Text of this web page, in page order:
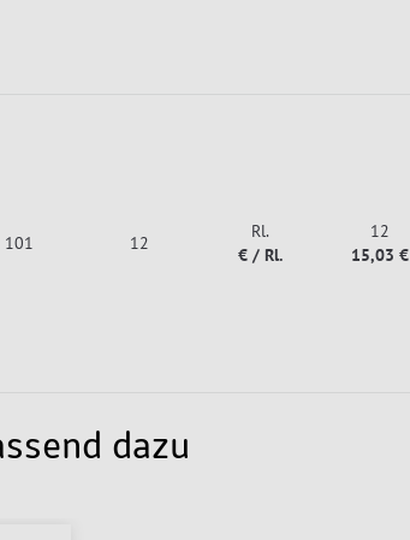
101 12
Rl.
€ / Rl.
12
15,03 €
dazu